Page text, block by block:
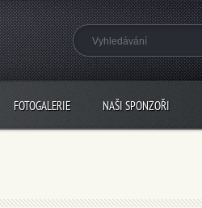
FOTOGALERIE NAŠI SPONZOŘI